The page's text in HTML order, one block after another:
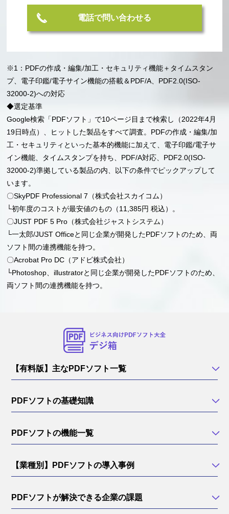
電話で問い合わせる
※1：PDFの作成・編集/加工・セキュリティ機能＋タイムスタン
プ、電子印鑑/電子サイン機能の搭載＆PDF/A、PDF2.0(ISO-
32000-2)への対応
◆選定基準
Google検索「PDFソフト」で10ページ目まで検索し（2022年4月
19日時点）、ヒットした製品をすべて調査。PDFの作成・編集/加
工・セキュリティといった基本的機能に加えて、電子印鑑/電子サ
イン機能、タイムスタンプを持ち、PDF/A対応、PDF2.0(ISO-
32000-2)準拠している製品の内、以下の条件でピックアップして
います。
〇SkyPDF Professional 7（株式会社スカイコム）
└初年度のコストが最安値のもの（11,385円 税込）。
〇JUST PDF 5 Pro（株式会社ジャストシステム）
└一太郎/JUST Officeと同じ企業が開発したPDFソフトのため、両
ソフト間の連携機能を持つ。
〇Acrobat Pro DC（アドビ株式会社）
└Photoshop、illustratorと同じ企業が開発したPDFソフトのため、
両ソフト間の連携機能を持つ。
【有料版】主なPDFソフト一覧
PDFソフトの基礎知識
PDFソフトの機能一覧
【業種別】PDFソフトの導入事例
PDFソフトが解決できる企業の課題